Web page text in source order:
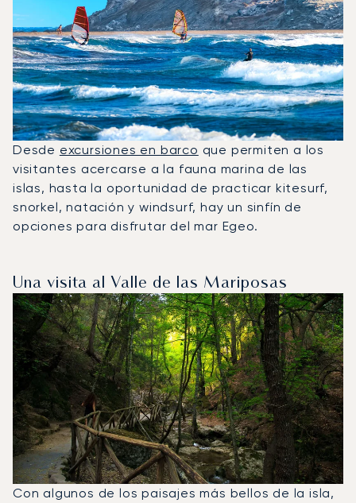
Desde excursiones en barco que permiten a los
visitantes acercarse a la fauna marina de las
islas, hasta la oportunidad de practicar kitesurf,
snorkel, natación y windsurf, hay un sinfín de
opciones para disfrutar del mar Egeo.
Una visita al Valle de las Mariposas
Con algunos de los paisajes más bellos de la isla,